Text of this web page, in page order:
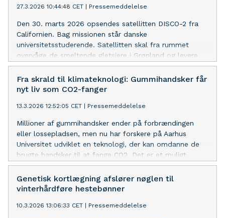
27.3.2026 10:44:48 CET Pressemeddelelse
Den 30. marts 2026 opsendes satellitten DISCO-2 fra
Californien. Bag missionen står danske
universitetsstuderende. Satellitten skal fra rummet
overvåge de smeltende gletsjere i Grønland og levere
data til klimaforskningen.
Fra skrald til klimateknologi: Gummihandsker får
nyt liv som CO2-fanger
13.3.2026 12:52:05 CET Pressemeddelelse
Millioner af gummihandsker ender på forbrændingen
eller lossepladsen, men nu har forskere på Aarhus
Universitet udviklet en teknologi, der kan omdanne de
brugte handsker til at fange CO2. Det er et muligt
alternativ til olieafhængige løsninger, lyder vurderingen
fra postdoc Simon Kildahl, som står i spidsen for
projektet.
Genetisk kortlægning afslører nøglen til
vinterhårdføre hestebønner
10.3.2026 13:06:33 CET Pressemeddelelse